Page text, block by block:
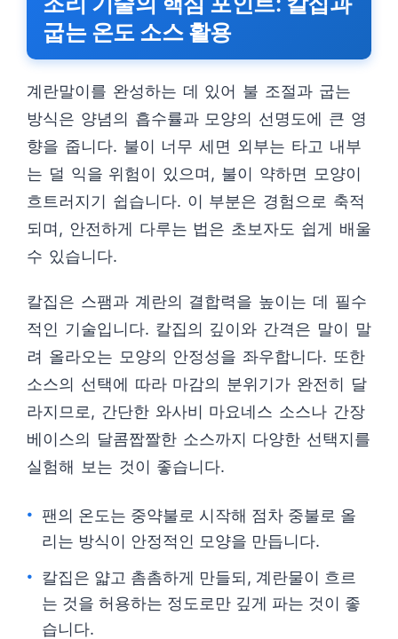
굽는 온도 소스 활용
계란말이를 완성하는 데 있어 불 조절과 굽는
방식은 양념의 흡수률과 모양의 선명도에 큰 영
향을 줍니다. 불이 너무 세면 외부는 타고 내부
는 덜 익을 위험이 있으며, 불이 약하면 모양이
흐트러지기 쉽습니다. 이 부분은 경험으로 축적
되며, 안전하게 다루는 법은 초보자도 쉽게 배울
수 있습니다.
칼집은 스팸과 계란의 결합력을 높이는 데 필수
적인 기술입니다. 칼집의 깊이와 간격은 말이 말
려 올라오는 모양의 안정성을 좌우합니다. 또한
소스의 선택에 따라 마감의 분위기가 완전히 달
라지므로, 간단한 와사비 마요네스 소스나 간장
베이스의 달콤짭짤한 소스까지 다양한 선택지를
실험해 보는 것이 좋습니다.
팬의 온도는 중약불로 시작해 점차 중불로 올
리는 방식이 안정적인 모양을 만듭니다.
칼집은 얇고 촘촘하게 만들되, 계란물이 흐르
는 것을 허용하는 정도로만 깊게 파는 것이 좋
습니다.